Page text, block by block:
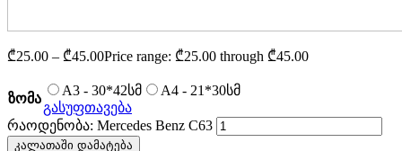
₾25.00 – ₾45.00Price range: ₾25.00 through ₾45.00
ზომა
A3 - 30*42სმ
A4 - 21*30სმ
გასუფთავება
რაოდენობა: Mercedes Benz C63
კალათაში დამატება